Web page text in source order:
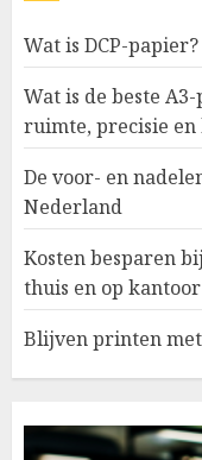
Wat is DCP-papier?
Wat is de beste
ruimte, precisie
De voor- en
Nederland
Kosten besparen
thuis en op kantoor
Blijven printen